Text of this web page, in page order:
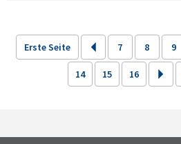
Erste Seite 7 8 9
14 15 16